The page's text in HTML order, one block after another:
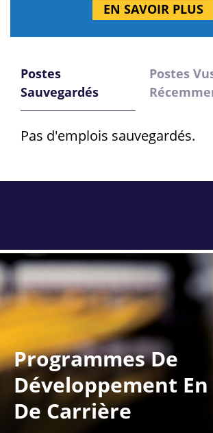
EN SAVOIR PLUS
Postes
Sauvegardés
Postes
Pas d'emplois sauvegardés.
Programmes De
Développement
De Carrière